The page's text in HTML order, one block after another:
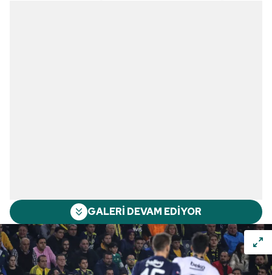
GALERİ DEVAM EDİYOR